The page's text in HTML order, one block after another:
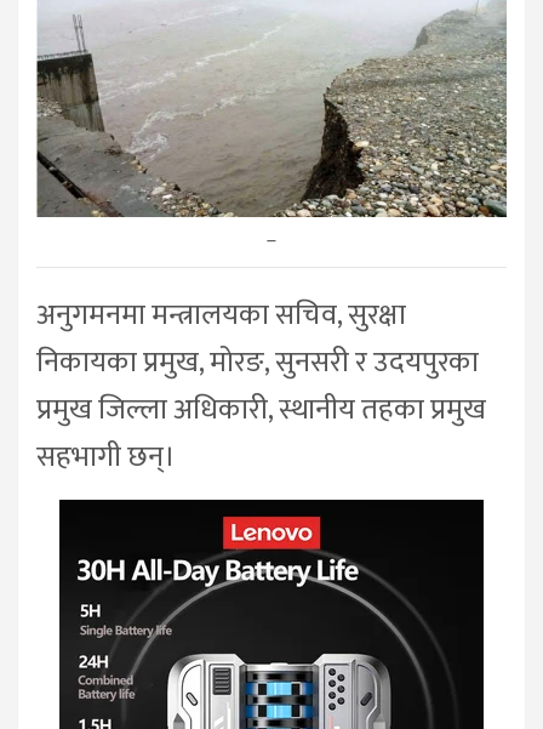
–
अनुगमनमा मन्त्रालयका सचिव, सुरक्षा
निकायका प्रमुख, मोरङ, सुनसरी र उदयपुरका
प्रमुख जिल्ला अधिकारी, स्थानीय तहका प्रमुख
सहभागी छन्।